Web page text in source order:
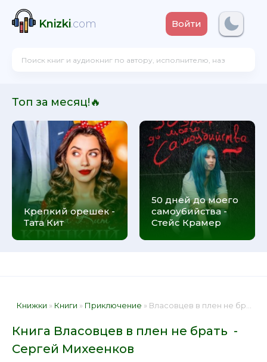
Knizki.com Войти
Топ за месяц!🔥
Крепкий орешек -
Тата Кит
50 дней до моего
самоубийства -
Стейс Крамер
Книжки » Книги » Приключение » Власовцев в плен не брать - Сергей Михеенков 📕 - Книга онлайн бесплатно
Книга Власовцев в плен не брать -
Сергей Михеенков